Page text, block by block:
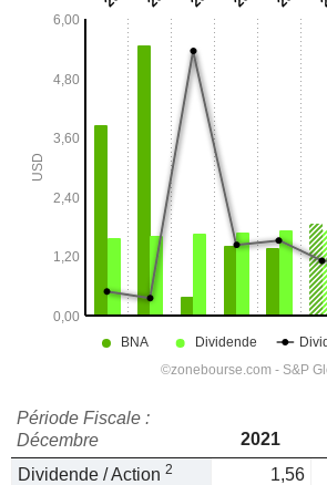
Période Fiscale :
Décembre
2021
Dividende / Action 2 1,56